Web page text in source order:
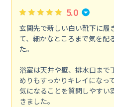
5.0
玄関先で新しい白い靴下に履
て、細かなところまで気を配
た。
浴室は天井や壁、排水口まで
めりもすっかりキレイになっ
気になることを質問しやすい
きました。